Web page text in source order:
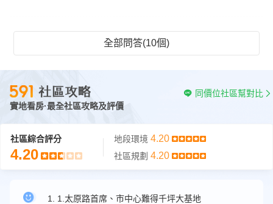
全部問答(10個)
實地看房·最全社區攻略及評價
同價位社區幫對比
社區綜合評分
4.20
地段環境 4.20
社區規劃 4.20
1. 1.太原路首席、市中心難得千坪大基地